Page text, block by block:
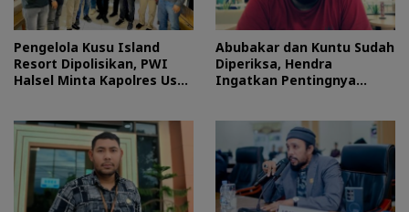
Pengelola Kusu Island
Resort Dipolisikan, PWI
Halsel Minta Kapolres Usut
Abubakar dan Kuntu Sudah
Diperiksa, Hendra
Ingatkan Pentingnya